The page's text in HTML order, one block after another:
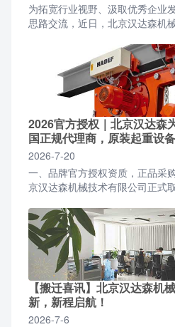
为拓宽行业视野、汲取优秀企业
思路交流，近日，北京汉达森机
2026官方授权｜北京汉达森
国正规代理商，原装起重设
2026-7-20
一、品牌官方授权资质，正品采
京汉达森机械技术有限公司正式
【搬迁喜讯】北京汉达森机
新，新程启航！
2026-7-6